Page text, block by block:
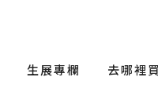
生展專欄 去哪裡買